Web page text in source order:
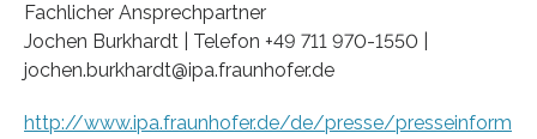
Fachlicher Ansprechpartner
Jochen Burkhardt | Telefon +49 711 970-1550 |
jochen.burkhardt@ipa.fraunhofer.de
http://www.ipa.fraunhofer.de/de/presse/presseinform